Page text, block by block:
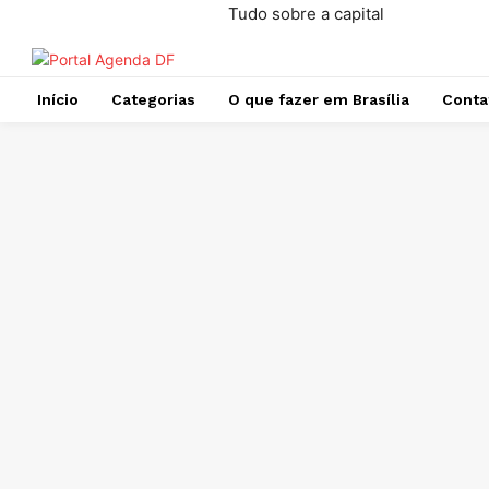
Tudo sobre a capital
Início Categorias O que fazer em Brasília